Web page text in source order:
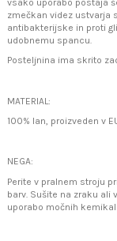
vsako uporabo postaja
zmečkan videz ustvarja
antibakterijske in proti
udobnemu spancu.
Posteljnina ima skrito
MATERIAL:
100% lan, proizveden v
NEGA:
Perite v pralnem stroju
barv. Sušite na zraku ali
uporabo močnih